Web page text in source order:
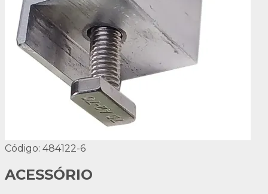
Código: 484122-6
ACESSÓRIO